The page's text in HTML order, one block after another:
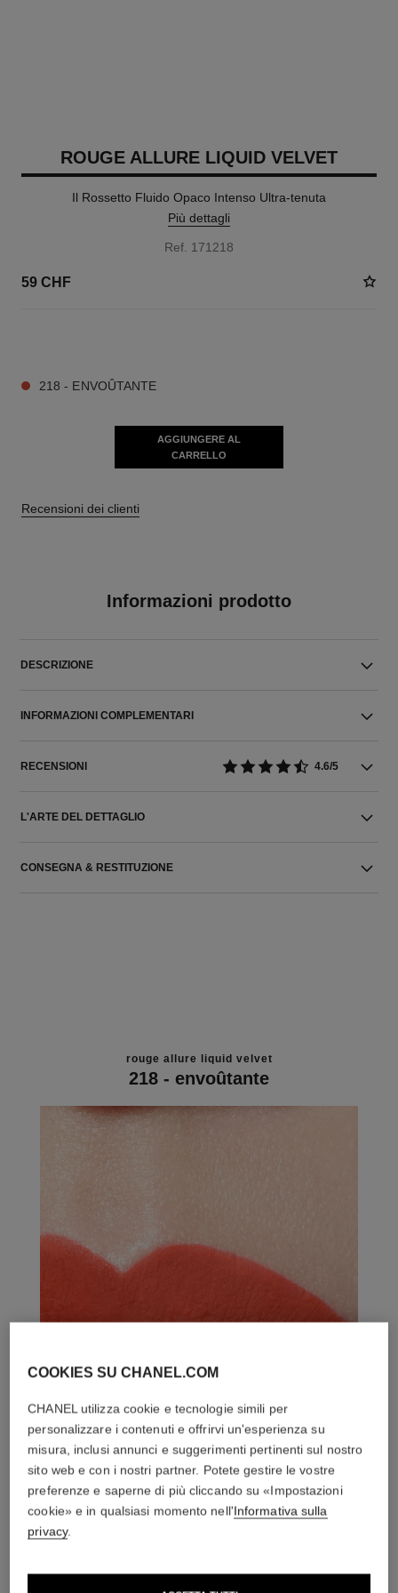
ROUGE ALLURE LIQUID VELVET
Il Rossetto Fluido Opaco Intenso Ultra-tenuta
Più dettagli
Ref. 171218
59 CHF
218 - ENVOÛTANTE
AGGIUNGERE AL
CARRELLO
Recensioni dei clienti
Informazioni prodotto
DESCRIZIONE
INFORMAZIONI COMPLEMENTARI
RECENSIONI 4.6/5
L'ARTE DEL DETTAGLIO
CONSEGNA & RESTITUZIONE
rouge allure liquid velvet
218 - envoûtante
COOKIES SU CHANEL.COM
CHANEL utilizza cookie e tecnologie simili per
personalizzare i contenuti e offrirvi un'esperienza su
misura, inclusi annunci e suggerimenti pertinenti sul nostro
sito web e con i nostri partner. Potete gestire le vostre
preferenze e saperne di più cliccando su «Impostazioni
cookie» e in qualsiasi momento nell'Informativa sulla
privacy.